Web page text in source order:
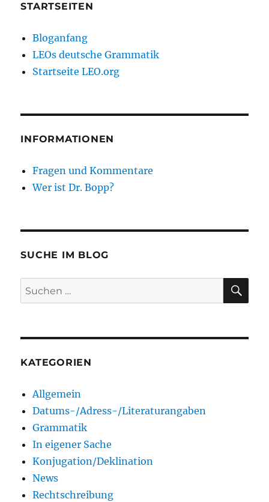
STARTSEITEN
Bloganfang
LEOs deutsche Grammatik
Startseite LEO.org
INFORMATIONEN
Fragen und Kommentare
Wer ist Dr. Bopp?
SUCHE IM BLOG
Suchen
nach:
KATEGORIEN
Allgemein
Datums-/Adress-/Literaturangaben
Grammatik
In eigener Sache
Konjugation/Deklination
News
Rechtschreibung